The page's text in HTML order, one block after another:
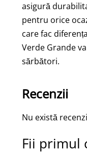
asigură
pentru orice
care fac
Verde Grande
sărbători.
Recenzii
Nu există
Fii primul